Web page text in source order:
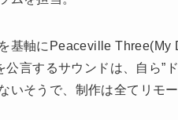
基軸にPeaceville Three(My
言するサウンドは、自ら”
いそうで、制作は全てリモ